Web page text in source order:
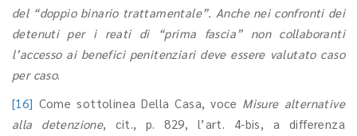
del “doppio binario trattamentale”. Anche nei confronti dei
detenuti per i reati di
“prima fascia” non collaboranti
l’accesso ai benefici penitenziari deve essere valutato caso
per caso.
[16] Come sottolinea Della Casa, voce Misure alternative
alla detenzione, cit., p. 829, l’art. 4-bis, a differenza